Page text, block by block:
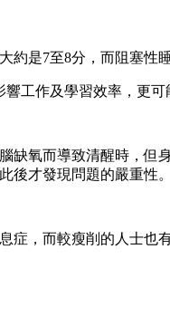
是7至8分，而阻塞性
工作及學習效率，更可
缺氧而導致清醒時，
後才發現問題的嚴重性。
，而較瘦削的人士